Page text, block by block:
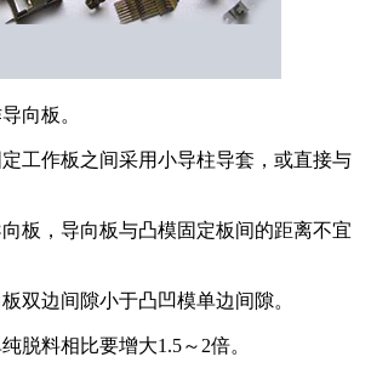
向板。
作板之间采用小导柱导套，或直接与
，导向板与凸模固定板间的距离不宜
边间隙小于凸凹模单边间隙。
料相比要增大1.5～2倍。